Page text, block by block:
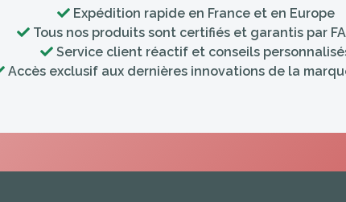
Expédition rapide en France et en Europe
Tous nos produits sont certifiés et garantis par
Service client réactif et conseils
Accès exclusif aux dernières innovations de la